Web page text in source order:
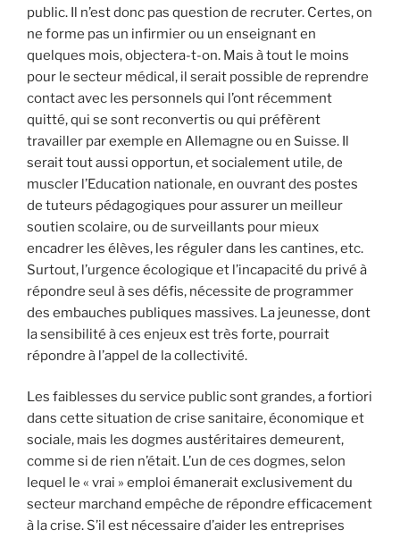
public. Il n’est donc pas question de recruter. Certes, on
ne forme pas un infirmier ou un enseignant en
quelques mois, objectera-t-on. Mais à tout le moins
pour le secteur médical, il serait possible de reprendre
contact avec les personnels qui l’ont récemment
quitté, qui se sont reconvertis ou qui préfèrent
travailler par exemple en Allemagne ou en Suisse. Il
serait tout aussi opportun, et socialement utile, de
muscler l’Education nationale, en ouvrant des postes
de tuteurs pédagogiques pour assurer un meilleur
soutien scolaire, ou de surveillants pour mieux
encadrer les élèves, les réguler dans les cantines, etc.
Surtout, l’urgence écologique et l’incapacité du privé à
répondre seul à ses défis, nécessite de programmer
des embauches publiques massives. La jeunesse, dont
la sensibilité à ces enjeux est très forte, pourrait
répondre à l’appel de la collectivité.
Les faiblesses du service public sont grandes, a fortiori
dans cette situation de crise sanitaire, économique et
sociale, mais les dogmes austéritaires demeurent,
comme si de rien n’était. L’un de ces dogmes, selon
lequel le « vrai » emploi émanerait exclusivement du
secteur marchand empêche de répondre efficacement
à la crise. S’il est nécessaire d’aider les entreprises